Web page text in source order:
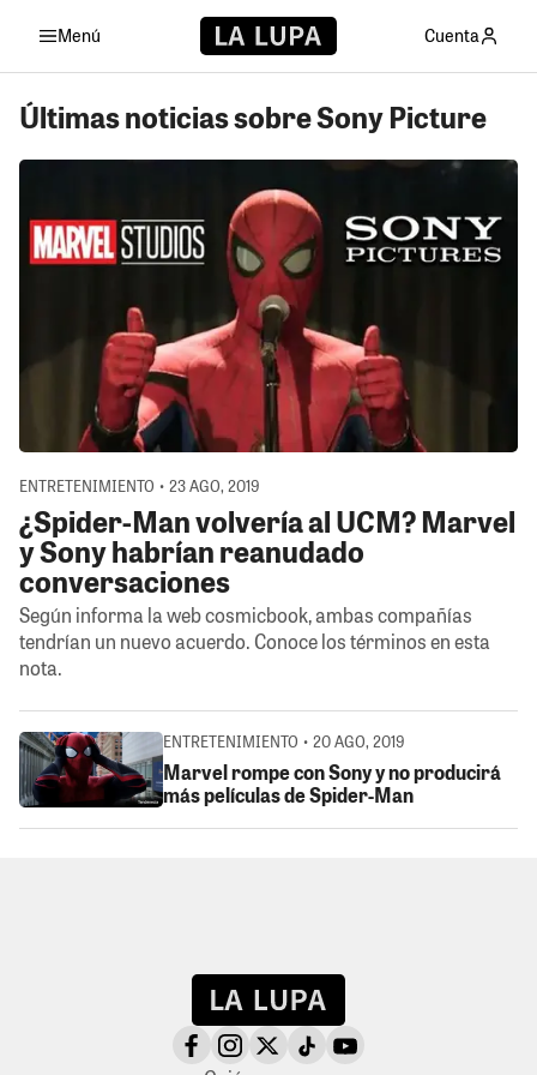
Menú Cuenta
Últimas noticias sobre Sony Picture
ENTRETENIMIENTO • 23 AGO, 2019
¿Spider-Man volvería al UCM? Marvel
y Sony habrían reanudado
conversaciones
Según informa la web cosmicbook, ambas compañías
tendrían un nuevo acuerdo. Conoce los términos en esta
nota.
ENTRETENIMIENTO • 20 AGO, 2019
Marvel rompe con Sony y no producirá
más películas de Spider-Man